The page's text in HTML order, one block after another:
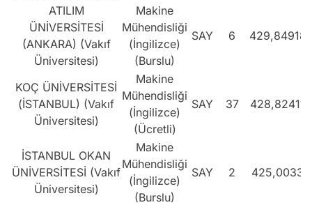
ATILIM
ÜNİVERSİTESİ
(ANKARA) (Vakıf
Üniversitesi)
Makine
Mühendisliği
(İngilizce)
(Burslu)
SAY 6 429,84918
KOÇ ÜNİVERSİTESİ
(İSTANBUL) (Vakıf
Üniversitesi)
Makine
Mühendisliği
(İngilizce)
(Ücretli)
SAY 37 428,82411
İSTANBUL OKAN
ÜNİVERSİTESİ (Vakıf
Üniversitesi)
Makine
Mühendisliği
(İngilizce)
(Burslu)
SAY 2 425,0033